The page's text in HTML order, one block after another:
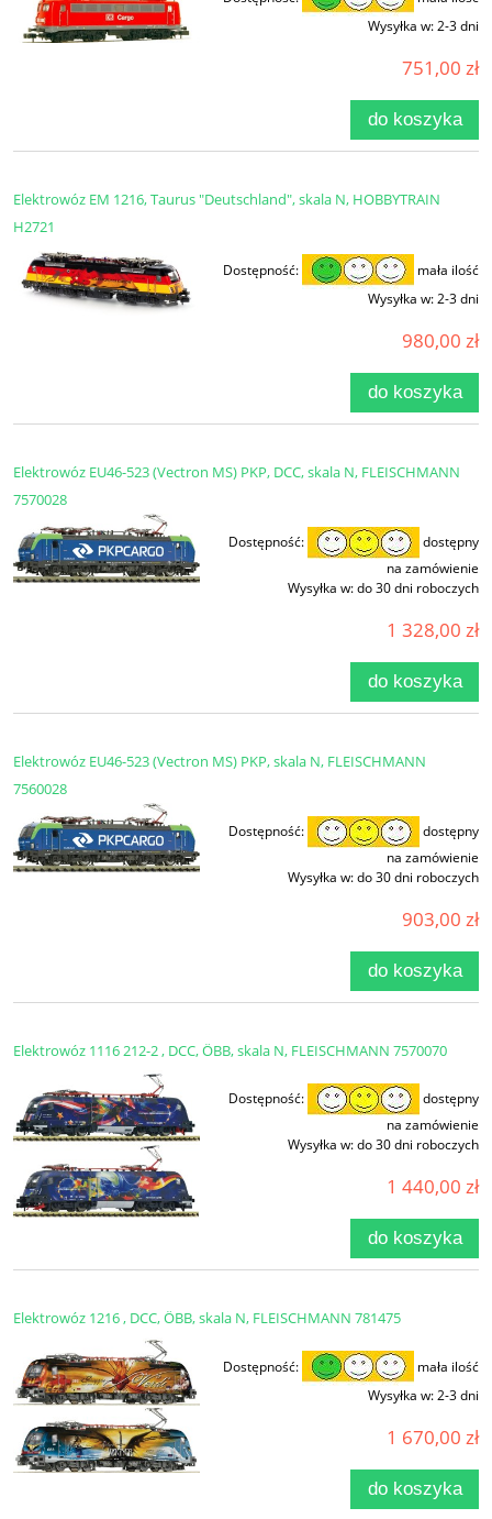
Wysyłka w:2-3 dni
751,00 zł
do koszyka
Elektrowóz EM 1216, Taurus "Deutschland", skala N, HOBBYTRAIN
H2721
Dostępność:
mała ilość
Wysyłka w:2-3 dni
980,00 zł
do koszyka
Elektrowóz EU46-523 (Vectron MS) PKP, DCC, skala N, FLEISCHMANN
7570028
Dostępność:
dostępny
na zamówienie
Wysyłka w:do 30 dni roboczych
1 328,00 zł
do koszyka
Elektrowóz EU46-523 (Vectron MS) PKP, skala N, FLEISCHMANN
7560028
Dostępność:
dostępny
na zamówienie
Wysyłka w:do 30 dni roboczych
903,00 zł
do koszyka
Elektrowóz 1116 212-2 , DCC, ÖBB, skala N, FLEISCHMANN 7570070
Dostępność:
dostępny
na zamówienie
Wysyłka w:do 30 dni roboczych
1 440,00 zł
do koszyka
Elektrowóz 1216 , DCC, ÖBB, skala N, FLEISCHMANN 781475
Dostępność:
mała ilość
Wysyłka w:2-3 dni
1 670,00 zł
do koszyka